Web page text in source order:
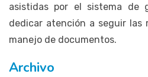
asistidas por el sistema de
dedicar atención a seguir las
manejo de documentos.
Archivo